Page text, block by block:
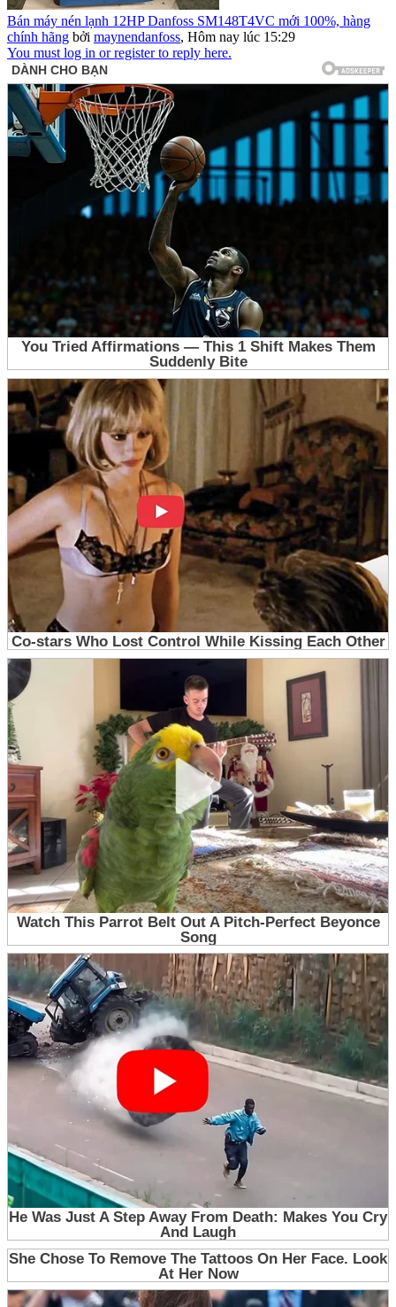
Bán máy nén lạnh 12HP Danfoss SM148T4VC mới 100%, hàng
chính hãng bởi maynendanfoss, Hôm nay lúc 15:29
You must log in or register to reply here.